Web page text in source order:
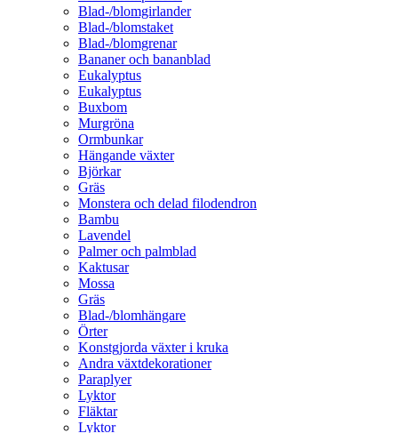
Blad-/blomgirlander
Blad-/blomstaket
Blad-/blomgrenar
Bananer och bananblad
Eukalyptus
Eukalyptus
Buxbom
Murgröna
Ormbunkar
Hängande växter
Björkar
Gräs
Monstera och delad filodendron
Bambu
Lavendel
Palmer och palmblad
Kaktusar
Mossa
Gräs
Blad-/blomhängare
Örter
Konstgjorda växter i kruka
Andra växtdekorationer
Paraplyer
Lyktor
Fläktar
Lyktor